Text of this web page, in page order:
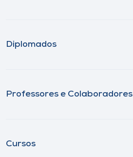
Diplomados
Professores e Colaboradores
Cursos